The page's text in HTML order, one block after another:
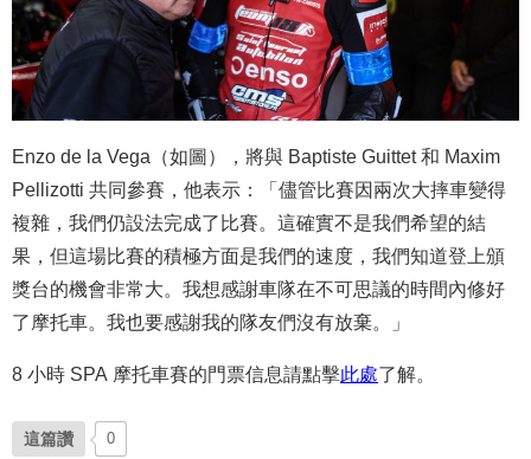
Enzo de la Vega（如圖），將與 Baptiste Guittet 和 Maxim
Pellizotti 共同參賽，他表示：「儘管比賽因兩次大摔車變得
複雜，我們仍設法完成了比賽。這確實不是我們希望的結
果，但這場比賽的積極方面是我們的速度，我們知道登上頒
獎台的機會非常大。我想感謝車隊在不可思議的時間內修好
了摩托車。我也要感謝我的隊友們沒有放棄。」
8 小時 SPA 摩托車賽的門票信息請點擊此處了解。
這篇讚 0